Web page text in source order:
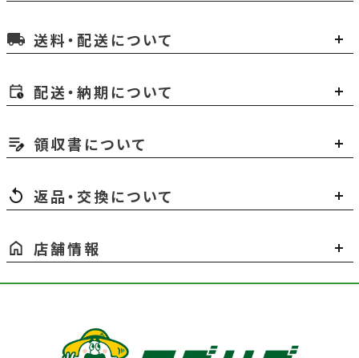
local_shipping 送料・配送について
配送・納期について
領収書について
返品・交換について
店舗情報